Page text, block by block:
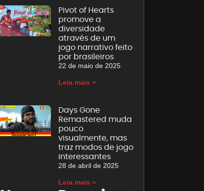
Pivot of Hearts
promove a
diversidade
através de um
jogo narrativo feito
por brasileiros
22 de maio de 2025
Leia mais »
Days Gone
Remastered muda
pouco
visualmente, mas
traz modos de jogo
interessantes
28 de abril de 2025
Leia mais »